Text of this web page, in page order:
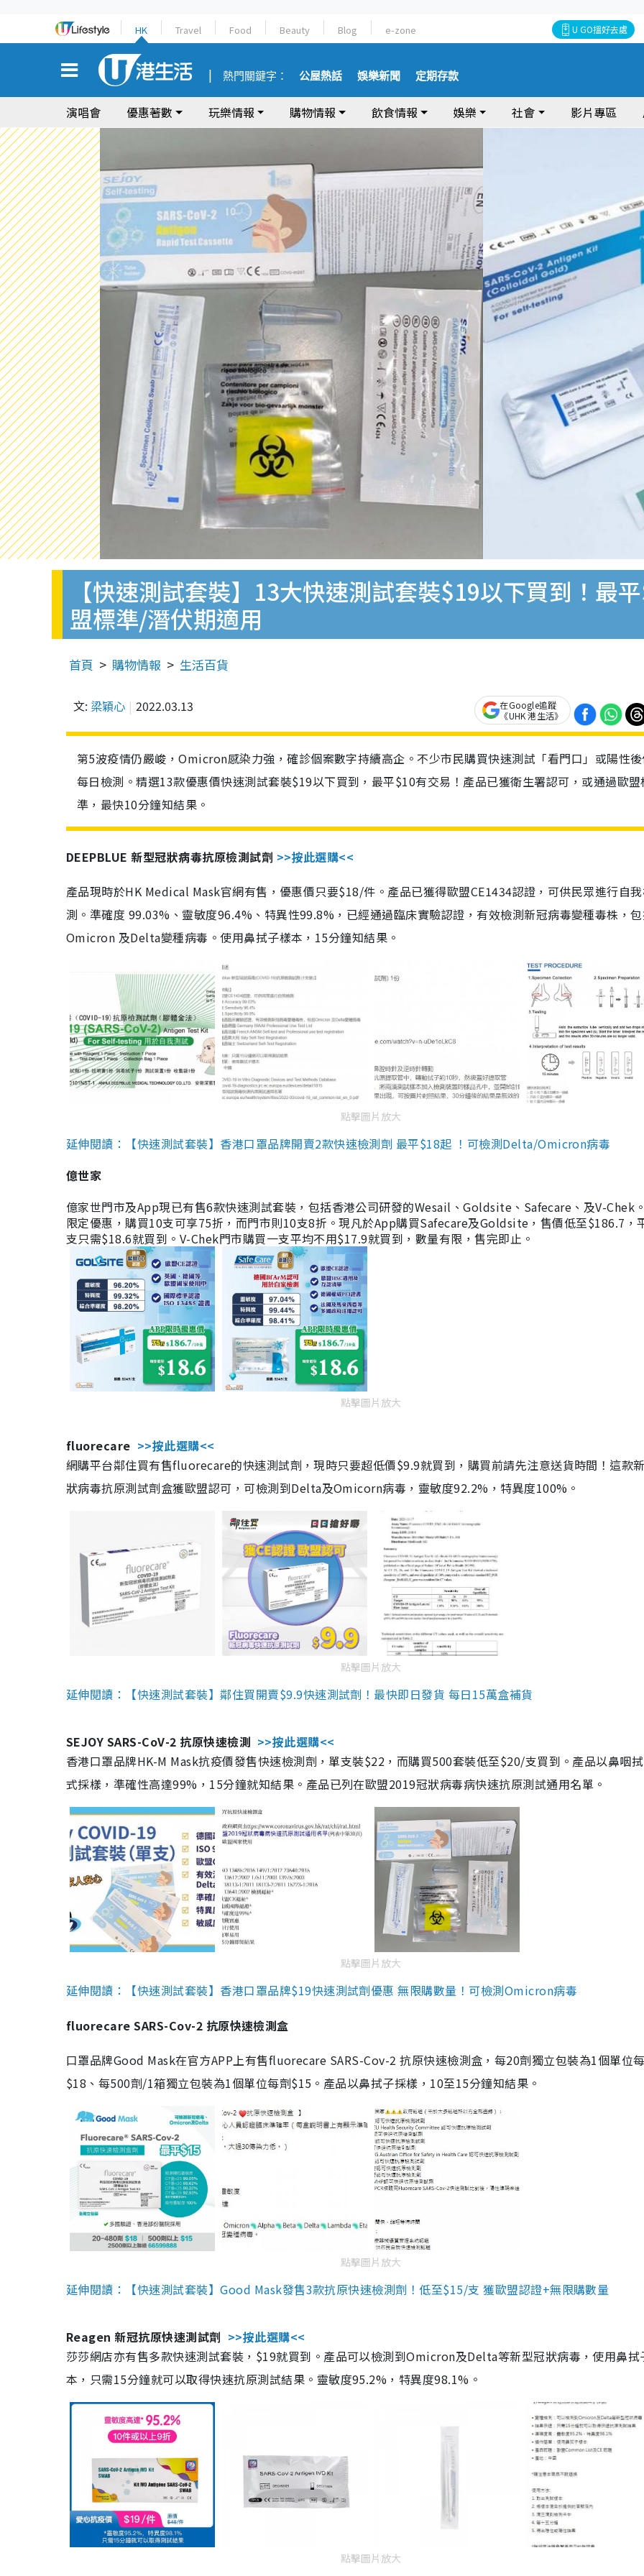
HK Travel Food Beauty Blog e-zone U GO搵好去處
熱門關鍵字： 公屋熱話 娛樂新聞 定期存款
演唱會 優惠著數 玩樂情報 購物情報 飲食情報 娛樂 社會 影片專區
【快速測試套裝】13大快速測試套裝$19以下買到！最
盟標準/潛伏期適用
首頁 購物情報 生活百貨
文: 梁穎心 2022.03.13
在Google追蹤
《UHK 港生活》
第5波疫情仍嚴峻，Omicron感染力強，確診個案數字持續高企。不少市民購買快速測試「看門口」或陽性
每日檢測。精選13款優惠價快速測試套裝$19以下買到，最平$10有交易！產品已獲衛生署認可，或通過歐盟
準，最快10分鐘知結果。
DEEPBLUE 新型冠狀病毒抗原檢測試劑 >>按此選購<<
產品現時於HK Medical Mask官網有售，優惠價只要$18/件。產品已獲得歐盟CE1434認證，可供民眾進行自
測。準確度 99.03%、靈敏度96.4%、特異性99.8%，已經通過臨床實驗認證，有效檢測新冠病毒變種毒株，
Omicron 及Delta變種病毒。使用鼻拭子樣本，15分鐘知結果。
點擊圖片放大
延伸閱讀：【快速測試套裝】香港口罩品牌開賣2款快速檢測劑 最平$18起 ！可檢測Delta/Omicron病毒
億世家
億家世門市及App現已有售6款快速測試套裝，包括香港公司研發的Wesail、Goldsite、Safecare、及V-Chek
限定優惠，購買10支可享75折，而門市則10支8折。現凡於App購買Safecare及Goldsite，售價低至$186.7，
支只需$18.6就買到。V-Chek門市購買一支平均不用$17.9就買到，數量有限，售完即止。
點擊圖片放大
fluorecare >>按此選購<<
網購平台鄰住買有售fluorecare的快速測試劑，現時只要超低價$9.9就買到，購買前請先注意送貨時間！這款
狀病毒抗原測試劑盒獲歐盟認可，可檢測到Delta及Omicorn病毒，靈敏度92.2%，特異度100%。
點擊圖片放大
延伸閱讀：【快速測試套裝】鄰住買開賣$9.9快速測試劑！最快即日發貨 每日15萬盒補貨
SEJOY SARS-CoV-2 抗原快速檢測 >>按此選購<<
香港口罩品牌HK-M Mask抗疫價發售快速檢測劑，單支裝$22，而購買500套裝低至$20/支買到。產品以鼻咽
式採樣，準確性高達99%，15分鐘就知結果。產品已列在歐盟2019冠狀病毒病快速抗原測試通用名單。
點擊圖片放大
延伸閱讀：【快速測試套裝】香港口罩品牌$19快速測試劑優惠 無限購數量！可檢測Omicron病毒
fluorecare SARS-Cov-2 抗原快速檢測盒
口罩品牌Good Mask在官方APP上有售fluorecare SARS-Cov-2 抗原快速檢測盒，每20劑獨立包裝為1個單位
$18、每500劑/1箱獨立包裝為1個單位每劑$15。產品以鼻拭子採樣，10至15分鐘知結果。
點擊圖片放大
延伸閱讀：【快速測試套裝】Good Mask發售3款抗原快速檢測劑！低至$15/支 獲歐盟認證+無限購數量
Reagen 新冠抗原快速測試劑 >>按此選購<<
莎莎網店亦有售多款快速測試套裝，$19就買到。產品可以檢測到Omicron及Delta等新型冠狀病毒，使用鼻拭
本，只需15分鐘就可以取得快速抗原測試結果。靈敏度95.2%，特異度98.1%。
點擊圖片放大